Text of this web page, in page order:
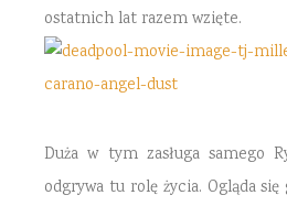
ostatnich lat razem wzięte.
Duża w tym zasługa samego
odgrywa tu rolę życia. Ogląda